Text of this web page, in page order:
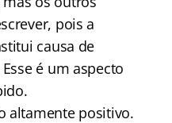
pois a
causa de
é um aspecto
altamente positivo.